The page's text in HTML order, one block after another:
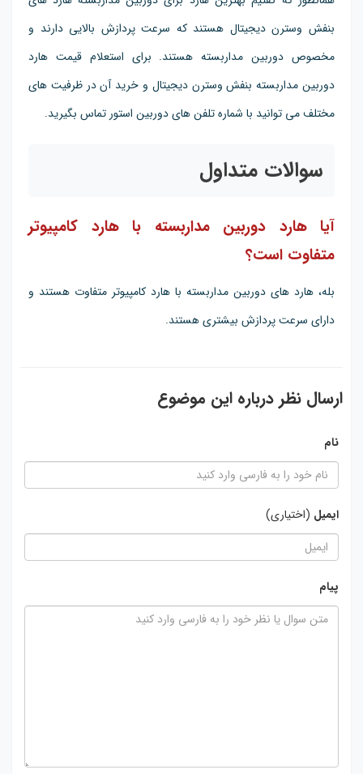
بنفش وسترن دیجیتال هستند که سرعت پردازش بالایی دارند و
مخصوص دوربین مداربسته هستند. برای استعلام قیمت هارد
دوربین مداربسته بنفش وسترن دیجیتال و خرید آن در ظرفیت های
مختلف می توانید با شماره تلفن های دوربین استور تماس بگیرید.
سوالات متداول
آیا هارد دوربین مداربسته با هارد کامپیوتر
متفاوت است؟
بله، هارد های دوربین مداربسته با هارد کامپیوتر متفاوت هستند و
دارای سرعت پردازش بیشتری هستند.
ارسال نظر درباره این موضوع
نام
ایمیل (اختیاری)
پیام